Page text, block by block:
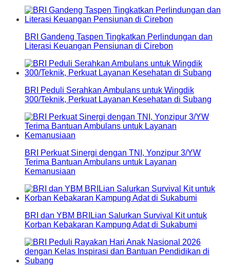
BRI Gandeng Taspen Tingkatkan Perlindungan dan
Literasi Keuangan Pensiunan di Cirebon
BRI Peduli Serahkan Ambulans untuk Wingdik
300/Teknik, Perkuat Layanan Kesehatan di Subang
BRI Perkuat Sinergi dengan TNI, Yonzipur 3/YW
Terima Bantuan Ambulans untuk Layanan
Kemanusiaan
BRI dan YBM BRILian Salurkan Survival Kit untuk
Korban Kebakaran Kampung Adat di Sukabumi